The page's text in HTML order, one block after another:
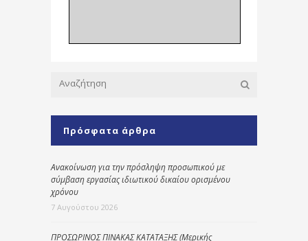
Πρόσφατα άρθρα
Ανακοίνωση για την πρόσληψη προσωπικού με
σύμβαση εργασίας ιδιωτικού δικαίου ορισμένου
χρόνου
7 Αυγούστου 2026
ΠΡΟΣΩΡΙΝΟΣ ΠΙΝΑΚΑΣ ΚΑΤΑΤΑΞΗΣ (Μερικής